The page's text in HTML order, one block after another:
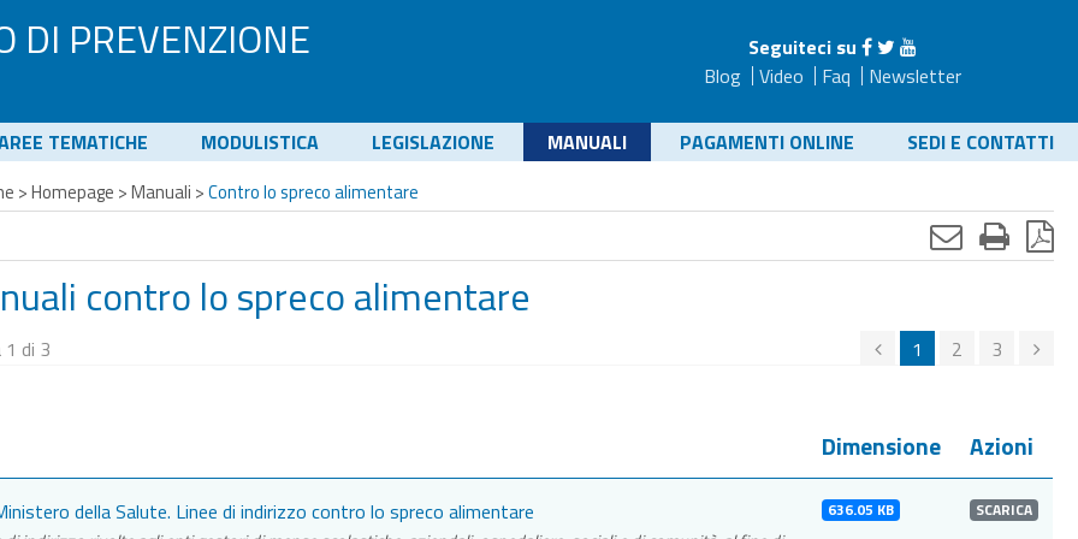
DI PREVENZIONE
Seguiteci su
Blog
Video Faq Newsletter
TEMATICHE MODULISTICA LEGISLAZIONE MANUALI PAGAMENTI ONLINE SEDI E CONTATTI
>Homepage >Manuali >Contro lo spreco alimentare
contro lo spreco alimentare
1 di 3 1 2 3
Dimensione Azioni
della Salute. Linee di indirizzo contro lo spreco alimentare 636.05 KB SCARICA